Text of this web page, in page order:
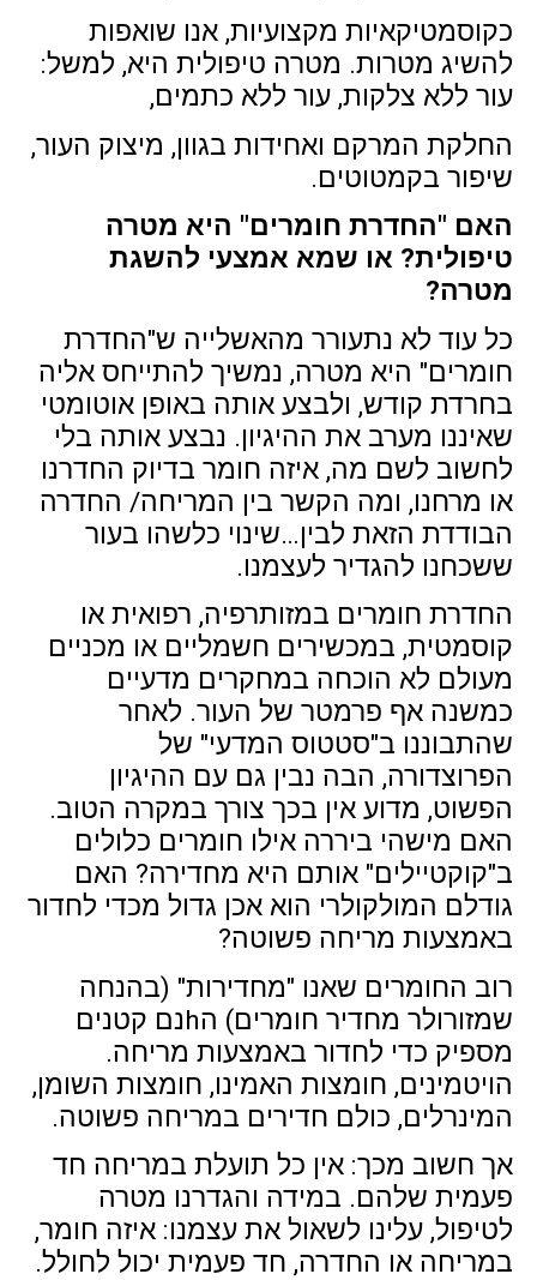
כקוסמטיקאיות מקצועיות, אנו שואפות
להשיג מטרות. מטרה טיפולית היא, למשל:
עור ללא צלקות, עור ללא כתמים,
החלקת המרקם ואחידות בגוון, מיצוק העור,
שיפור בקמטוטים.
האם "החדרת חומרים" היא מטרה
טיפולית? או שמא אמצעי להשגת
מטרה?
כל עוד לא נתעורר מהאשלייה ש"החדרת
חומרים" היא מטרה, נמשיך להתייחס אליה
בחרדת קודש, ולבצע אותה באופן אוטומטי
שאיננו מערב את ההיגיון. נבצע אותה בלי
לחשוב לשם מה, איזה חומר בדיוק החדרנו
או מרחנו, ומה הקשר בין המריחה/ החדרה
הבודדת הזאת לבין…שינוי כלשהו בעור
ששכחנו להגדיר לעצמנו.
החדרת חומרים במזותרפיה, רפואית או
קוסמטית, במכשירים חשמליים או מכניים
מעולם לא הוכחה במחקרים מדעיים
כמשנה אף פרמטר של העור. לאחר
שהתבוננו ב"סטטוס המדעי" של
הפרוצדורה, הבה נבין גם עם ההיגיון
הפשוט, מדוע אין בכך צורך במקרה הטוב.
האם מישהי ביררה אילו חומרים כלולים
ב"קוקטיילים" אותם היא מחדירה? האם
גודלם המולקולרי הוא אכן גדול מכדי לחדור
באמצעות מריחה פשוטה?
רוב החומרים שאנו "מחדירות" (בהנחה
שמזורולר מחדיר חומרים) הhנם קטנים
מספיק כדי לחדור באמצעות מריחה.
הויטמינים, חומצות האמינו, חומצות השומן,
המינרלים, כולם חדירים במריחה פשוטה.
אך חשוב מכך: אין כל תועלת במריחה חד
פעמית שלהם. במידה והגדרנו מטרה
לטיפול, עלינו לשאול את עצמנו: איזה חומר,
במריחה או החדרה, חד פעמית יכול לחולל.